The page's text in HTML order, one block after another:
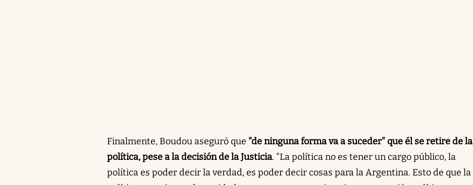
Finalmente, Boudou aseguró que "de ninguna forma va a suceder" que él se retire de la
política, pese a la decisión de la Justicia. "La política no es tener un cargo público, la
política es poder decir la verdad, es poder decir cosas para la Argentina. Esto de que la